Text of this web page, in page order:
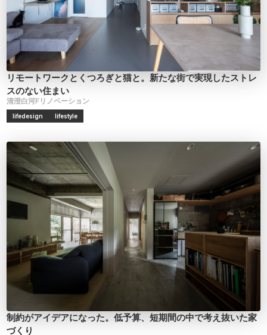
リモートワークとくつろぎと猫と。新たな街で実現したストレ
スのない住まい
清澄白河Fリノベーション
lifedesign lifestyle
制約がアイデアになった。低予算、短期間の中で考え抜いた家
づくり